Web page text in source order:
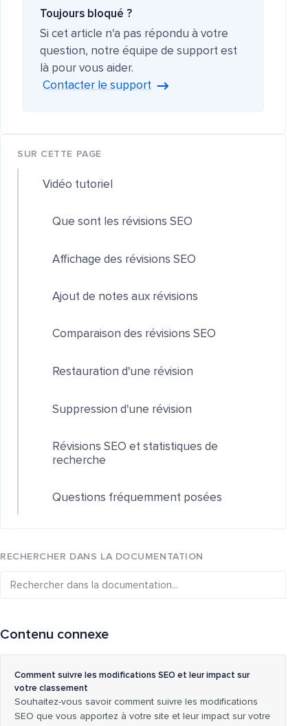
Toujours bloqué ?
Si cet article n'a pas répondu à votre
question, notre équipe de support est
là pour vous aider.
Contacter le support
SUR CETTE PAGE
Vidéo tutoriel
Que sont les révisions SEO
Affichage des révisions SEO
Ajout de notes aux révisions
Comparaison des révisions SEO
Restauration d'une révision
Suppression d'une révision
Révisions SEO et statistiques de
recherche
Questions fréquemment posées
RECHERCHER DANS LA DOCUMENTATION
Contenu connexe
Comment suivre les modifications SEO et leur impact sur
votre classement
Souhaitez-vous savoir comment suivre les modifications
SEO que vous apportez à votre site et leur impact sur votre